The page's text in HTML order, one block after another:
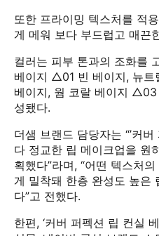
또한 프라이밍 텍스처를 적
게 메워 보다 부드럽고 매끈
컬러는 피부 톤과의 조화를
베이지 △01 빈 베이지, 뉴
베이지, 웜 코랄 베이지
성됐다.
더샘 브랜드 담당자는 “’커
다 정교한 립 메이크업을 원
획했다”라며, “어떤 텍스처
게 밀착돼 한층 완성도 높은
다”고 전했다.
한편, ‘커버 퍼펙션 립 컨실